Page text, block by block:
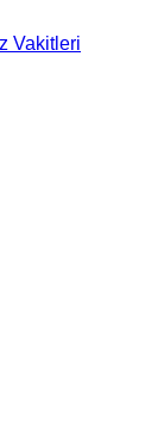
Vakitleri